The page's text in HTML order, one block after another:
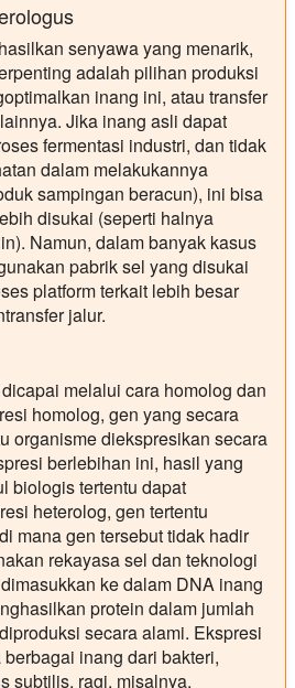
senyawa yang menarik,
adalah pilihan produksi
inang ini, atau transfer
Jika inang asli dapat
fermentasi industri, dan tidak
dalam melakukannya
sampingan beracun), ini bisa
disukai (seperti halnya
Namun, dalam banyak kasus
pabrik sel yang disukai
platform terkait lebih besar
jalur.
melalui cara homolog dan
homolog, gen yang secara
organisme diekspresikan secara
berlebihan ini, hasil yang
biologis tertentu dapat
heterolog, gen tertentu
mana gen tersebut tidak hadir
rekayasa sel dan teknologi
ke dalam DNA inang
protein dalam jumlah
secara alami. Ekspresi
inang dari bakteri,
subtilis, ragi, misalnya,